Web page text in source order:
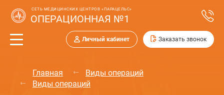
СЕТЬ МЕДИЦИНСКИХ ЦЕНТРОВ «ПАРАЦЕЛЬС»
ОПЕРАЦИОННАЯ №1
Личный кабинет Заказать звонок
Главная
Виды операций
Виды операций